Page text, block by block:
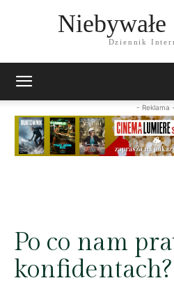
Niebywałe
Dziennik
- Reklama -
Po co nam
konfidentach?